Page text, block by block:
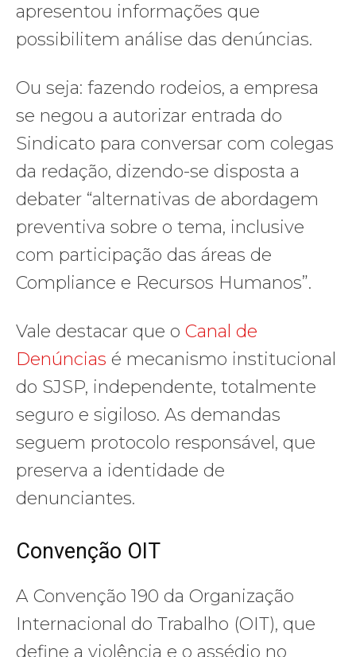
apresentou informações que
possibilitem análise das denúncias.
Ou seja: fazendo rodeios, a empresa
se negou a autorizar entrada do
Sindicato para conversar com colegas
da redação, dizendo-se disposta a
debater “alternativas de abordagem
preventiva sobre o tema, inclusive
com participação das áreas de
Compliance e Recursos Humanos”.
Vale destacar que o Canal de
Denúncias é mecanismo institucional
do SJSP, independente, totalmente
seguro e sigiloso. As demandas
seguem protocolo responsável, que
preserva a identidade de
denunciantes.
Convenção OIT
A Convenção 190 da Organização
Internacional do Trabalho (OIT), que
define a violência e o assédio no